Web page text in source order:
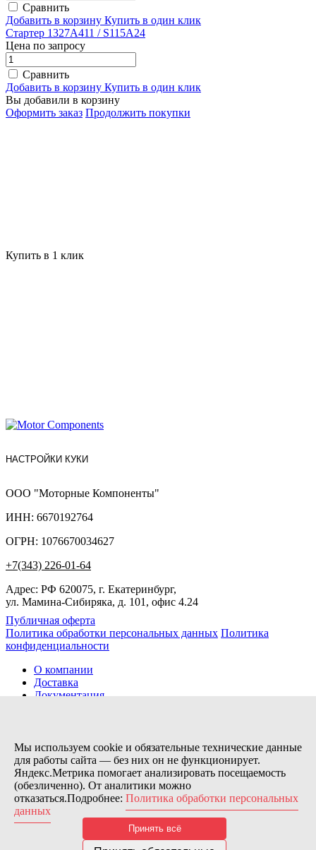
Сравнить
Добавить в корзину Купить в один клик
Стартер 1327A411 / S115A24
Цена по запросу
Сравнить
Добавить в корзину Купить в один клик
Вы добавили в корзину
Оформить заказ Продолжить покупки
Купить в 1 клик
НАСТРОЙКИ КУКИ
ООО "Моторные Компоненты"
ИНН: 6670192764
ОГРН: 1076670034627
+7(343) 226-01-64
Адрес: РФ 620075, г. Екатеринбург,
ул. Мамина-Сибиряка, д. 101, офис 4.24
Публичная оферта
Политика обработки персональных данных Политика
конфиденциальности
О компании
Доставка
Документация
Контакты
Заказов сегодня / Всего
11115
Нас можно найти тут:
© 2026 Motor Components. Все права защищены
Дизайн и разработка сайта
Nice’
Мы используем cookie и обязательные технические данные
для работы сайта — без них он не функционирует.
Яндекс.Метрика помогает анализировать посещаемость
(обезличенно). От аналитики можно
отказаться.Подробнее: Политика обработки персональных
данных
Принять всё